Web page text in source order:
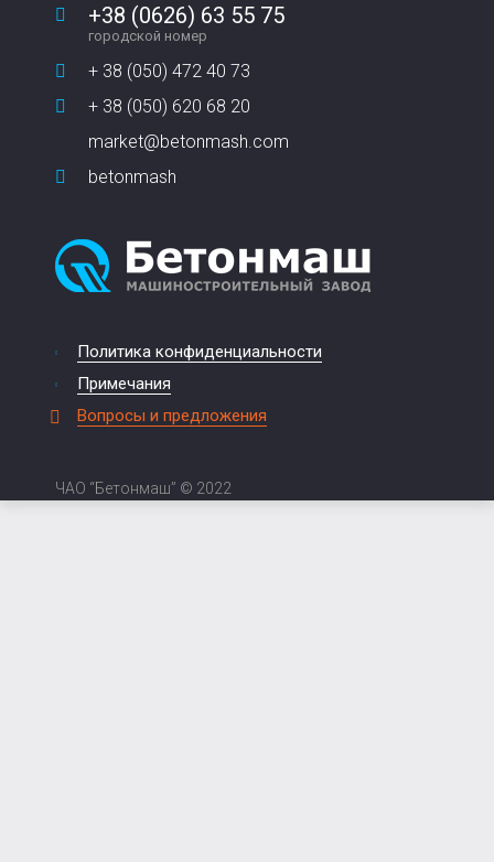
Политика конфиденциальности
Примечания
Вопросы и предложения
ЧАО “Бетонмаш” © 2022
+38 (0626) 63 55 75
городской номер
+ 38 (050) 472 40 73
+ 38 (050) 620 68 20
market@betonmash.com
betonmash